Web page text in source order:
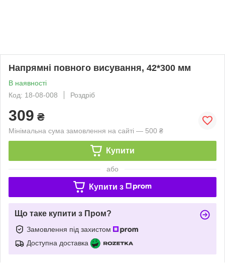
Напрямні повного висування, 42*300 мм
В наявності
Код: 18-08-008
Роздріб
309 ₴
Мінімальна сума замовлення на сайті — 500 ₴
Купити
або
Купити з
Що таке купити з Пром?
Замовлення під захистом
Доступна доставка